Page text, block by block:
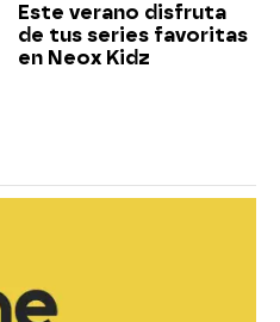
Este verano disfruta
de tus series favoritas
en Neox Kidz